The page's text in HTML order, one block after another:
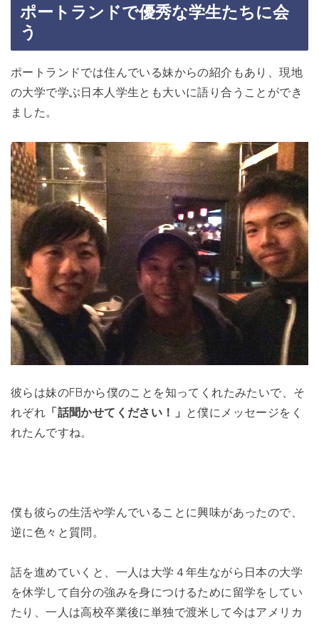
ポートランドで優秀な学生たちに会
う
ポートランドでは住んでいる妹からの紹介もあり、現地
の大学で学ぶ日本人学生とも大いに語り合うことができ
ました。
彼らは妹のFBから僕のことを知ってくれたみたいで、そ
れぞれ 「話聞かせてください！」 と僕にメッセージをく
れたんですね。
僕も彼らの生活や学んでいることに興味があったので、
逆に色々と質問。
話を進めていくと、一人は大学４年生ながら日本の大学
を休学して自分の強みを身につけるために留学をしてい
たり、一人は高校卒業後に単独で渡米して今はアメリカ